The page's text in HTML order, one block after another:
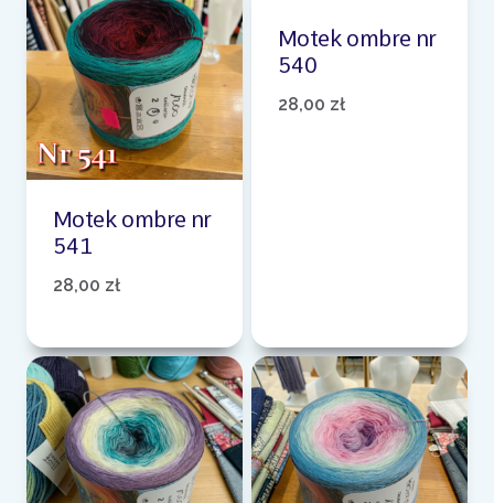
Motek ombre nr
541
28,00 zł
Motek ombre nr
540
28,00 zł